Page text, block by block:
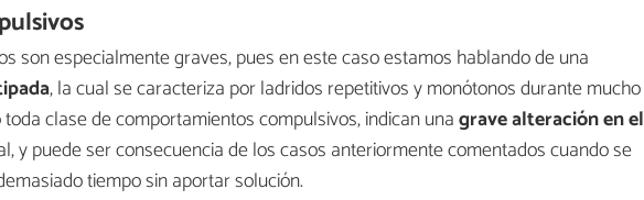
son especialmente graves, pues en este caso estamos hablando de una
, la cual se caracteriza por ladridos repetitivos y monótonos durante mucho
clase de comportamientos compulsivos, indican unagrave alteración en el
y puede ser consecuencia de los casos anteriormente comentados cuando se
tiempo sin aportar solución.